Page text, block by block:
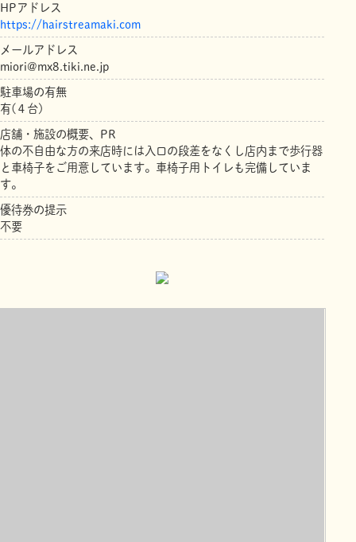
HPアドレス
https://hairstreamaki.com
メールアドレス
miori@mx8.tiki.ne.jp
駐車場の有無
有(４台)
店舗・施設の概要、PR
体の不自由な方の来店時には入口の段差をなくし店内まで歩行器
と車椅子をご用意しています。車椅子用トイレも完備していま
す。
優待券の提示
不要